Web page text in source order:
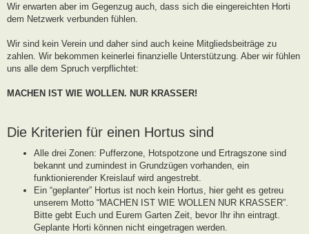
Wir erwarten aber im Gegenzug auch, dass sich die eingereichten Horti
dem Netzwerk verbunden fühlen.
Wir sind kein Verein und daher sind auch keine Mitgliedsbeiträge zu
zahlen. Wir bekommen keinerlei finanzielle Unterstützung. Aber wir fühlen
uns alle dem Spruch verpflichtet:
MACHEN IST WIE WOLLEN. NUR KRASSER!
Die Kriterien für einen Hortus sind
Alle drei Zonen: Pufferzone, Hotspotzone und Ertragszone sind
bekannt und zumindest in Grundzügen vorhanden, ein
funktionierender Kreislauf wird angestrebt.
Ein “geplanter” Hortus ist noch kein Hortus, hier geht es getreu
unserem Motto “MACHEN IST WIE WOLLEN NUR KRASSER”.
Bitte gebt Euch und Eurem Garten Zeit, bevor Ihr ihn eintragt.
Geplante Horti können nicht eingetragen werden.